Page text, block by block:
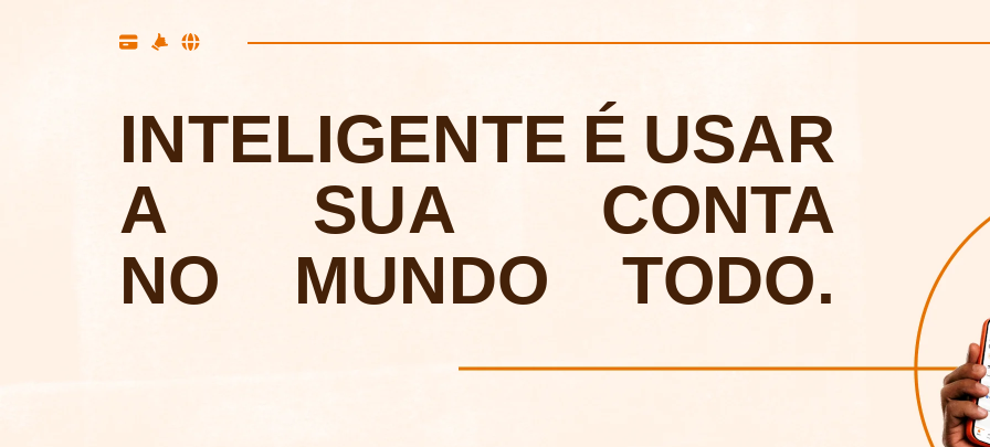
INTELIGENTE É USAR
A
SUA
CONTA
NO
MUNDO TODO.